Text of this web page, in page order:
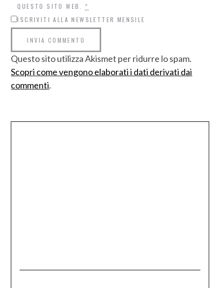
QUESTO SITO WEB.*
ISCRIVITI ALLA NEWSLETTER MENSILE
Questo sito utilizza Akismet per ridurre lo spam.
Scopri come vengono elaborati i dati derivati dai
commenti.